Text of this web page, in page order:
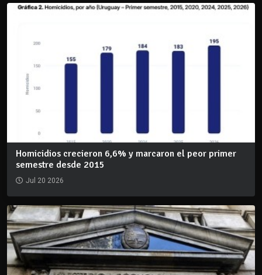
Homicidios crecieron 6,6% y marcaron el peor primer
semestre desde 2015
Jul 20 2026